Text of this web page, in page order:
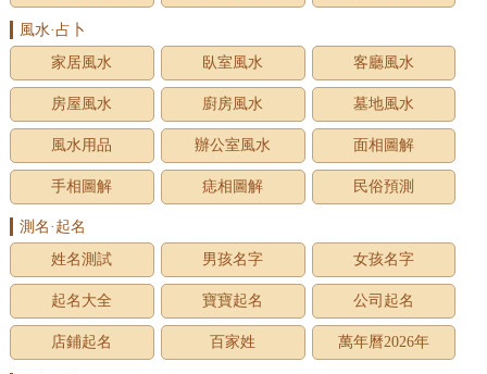
風水·占卜
家居風水
臥室風水 客廳風水
房屋風水 廚房風水 墓地風水
風水用品 辦公室風水 面相圖解
手相圖解 痣相圖解 民俗預測
測名·起名
姓名測試
男孩名字 女孩名字
起名大全 寶寶起名 公司起名
店鋪起名 百家姓 萬年曆2026年